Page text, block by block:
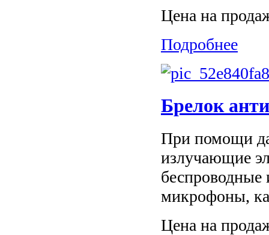
Цена на
Подробнее
Брелок
При помощи
излучающие
микрофоны,
Цена на